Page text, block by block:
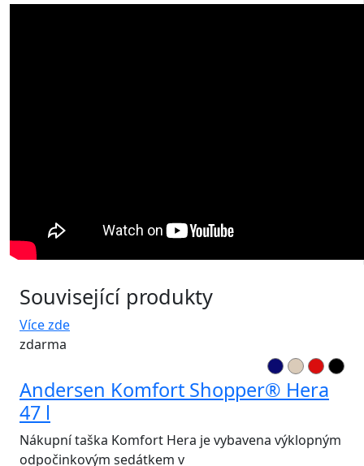
Související produkty
Více zde
zdarma
Andersen Komfort Shopper® Hera
47 l
Nákupní taška Komfort Hera je vybavena výklopným
odpočinkovým sedátkem v